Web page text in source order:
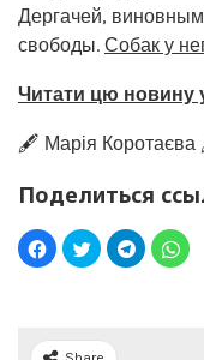
Дергачей, виновным
свободы. Собак у
Читати цю новину
🖋️ Марія
Поделиться